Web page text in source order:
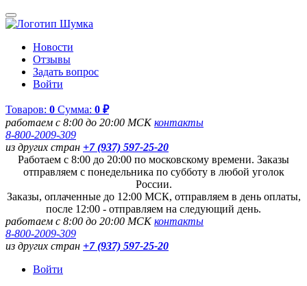
Новости
Отзывы
Задать вопрос
Войти
Товаров: 0 Сумма: 0 ₽
работаем с 8:00 до 20:00 МСКконтакты
8-800-2009-309
из других стран +7 (937) 597-25-20
Работаем с 8:00 до 20:00 по московскому времени. Заказы
отправляем с понедельника по субботу в любой уголок
России.
Заказы, оплаченные до 12:00 МСК, отправляем в день оплаты,
после 12:00 - отправляем на следующий день.
работаем с 8:00 до 20:00 МСКконтакты
8-800-2009-309
из других стран +7 (937) 597-25-20
Войти